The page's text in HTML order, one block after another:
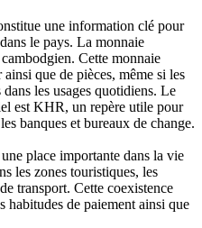
une information clé pour
le pays. La monnaie
Cette monnaie
que de pièces, même si les
les usages quotidiens. Le
est KHR, un repère utile pour
banques et bureaux de change.
place importante dans la vie
les zones touristiques, les
transport. Cette coexistence
habitudes de paiement ainsi que